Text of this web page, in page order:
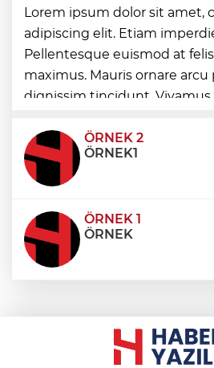
Eskişehir'de kırsal
depoları
Antalya
düzenleme
Lorem ipsum dolor sit amet,
adipiscing elit. Etiam
Pellentesque euismod at
maximus. Mauris ornare
dignissim tincidunt.
condimentum eros et,
ÖRNEK 2
ÖRNEK1
ÖRNEK 1
ÖRNEK